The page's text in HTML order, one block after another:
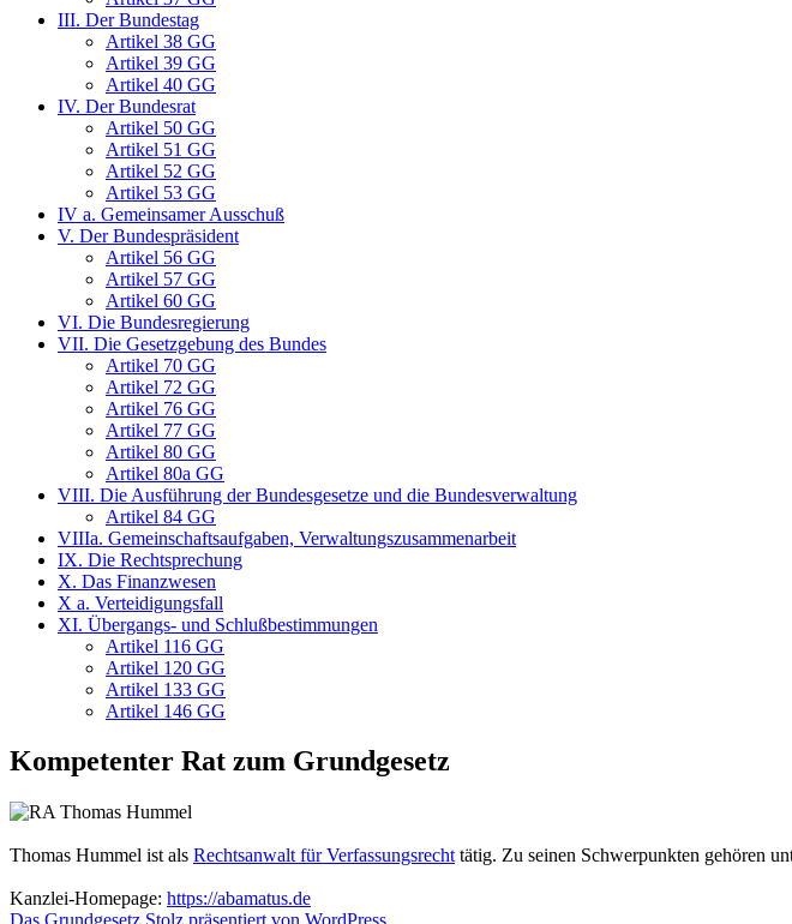
III. Der Bundestag
Artikel 38 GG
Artikel 39 GG
Artikel 40 GG
IV. Der Bundesrat
Artikel 50 GG
Artikel 51 GG
Artikel 52 GG
Artikel 53 GG
IV a. Gemeinsamer Ausschuß
V. Der Bundespräsident
Artikel 56 GG
Artikel 57 GG
Artikel 60 GG
VI. Die Bundesregierung
VII. Die Gesetzgebung des Bundes
Artikel 70 GG
Artikel 72 GG
Artikel 76 GG
Artikel 77 GG
Artikel 80 GG
Artikel 80a GG
VIII. Die Ausführung der Bundesgesetze und die Bundesverwaltung
Artikel 84 GG
VIIIa. Gemeinschaftsaufgaben, Verwaltungszusammenarbeit
IX. Die Rechtsprechung
X. Das Finanzwesen
X a. Verteidigungsfall
XI. Übergangs- und Schlußbestimmungen
Artikel 116 GG
Artikel 120 GG
Artikel 133 GG
Artikel 146 GG
Kompetenter Rat zum Grundgesetz
Thomas Hummel ist als Rechtsanwalt für Verfassungsrecht tätig. Zu seinen Schwerpunkten gehören
Kanzlei-Homepage: https://abamatus.de